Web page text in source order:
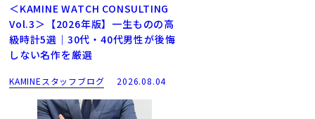
＜KAMINE WATCH CONSULTING
Vol.3＞【2026年版】一生ものの高
級時計5選｜30代・40代男性が後悔
しない名作を厳選
KAMINEスタッフブログ 2026.08.04